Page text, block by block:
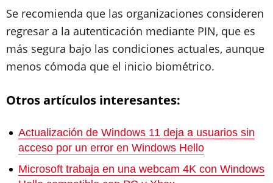
Se recomienda que las organizaciones consideren
regresar a la autenticación mediante PIN, que es
más segura bajo las condiciones actuales, aunque
menos cómoda que el inicio biométrico.
Otros artículos interesantes:
Actualización de Windows 11 deja a usuarios sin
acceso por un error en Windows Hello
Microsoft trabaja en una webcam 4K con Windows